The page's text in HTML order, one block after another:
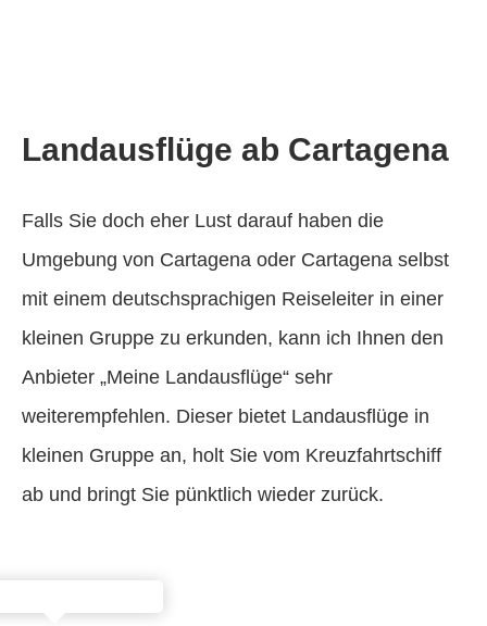
Landausflüge ab Cartagena
Falls Sie doch eher Lust darauf haben die
Umgebung von Cartagena oder Cartagena selbst
mit einem deutschsprachigen Reiseleiter in einer
kleinen Gruppe zu erkunden, kann ich Ihnen den
Anbieter „Meine Landausflüge“ sehr
weiterempfehlen. Dieser bietet Landausflüge in
kleinen Gruppe an, holt Sie vom Kreuzfahrtschiff
ab und bringt Sie pünktlich wieder zurück.